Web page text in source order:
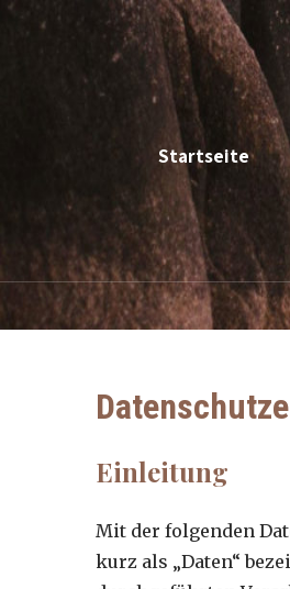
Startseite
Einleitung
Mit der folgenden
kurz als „Daten“